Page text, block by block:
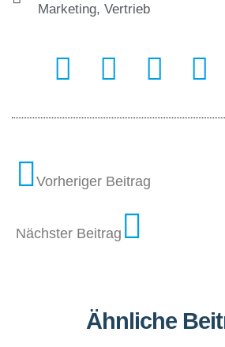
Marketing, Vertrieb
Vorheriger Beitrag
Nächster Beitrag
Ähnliche